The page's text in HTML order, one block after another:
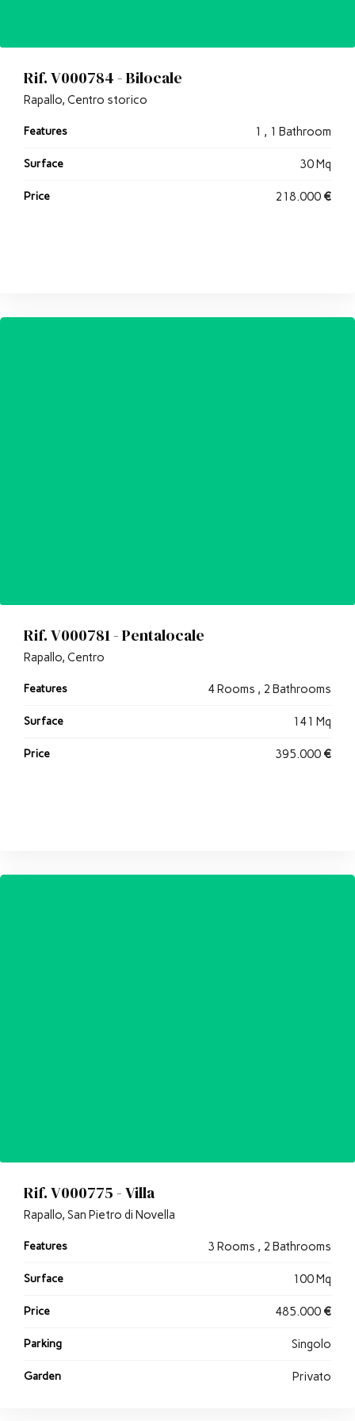
Rif. V000784 - Bilocale
Rapallo, Centro storico
Features 1 , 1 Bathroom
Surface 30 Mq
Price 218.000 €
Rif. V000781 - Pentalocale
Rapallo, Centro
Features 4 Rooms , 2 Bathrooms
Surface 141 Mq
Price 395.000 €
Rif. V000775 - Villa
Rapallo, San Pietro di Novella
Features 3 Rooms , 2 Bathrooms
Surface 100 Mq
Price 485.000 €
Parking Singolo
Garden Privato